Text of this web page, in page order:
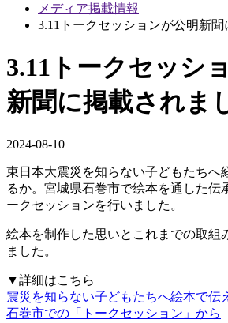
メディア掲載情報
3.11トークセッションが公明新
3.11トークセッシ
新聞に掲載されま
2024-08-10
東日本大震災を知らない子どもたちへ
るか。宮城県石巻市で絵本を通した伝
ークセッションを行いました。
絵本を制作した思いとこれまでの取組
ました。
▼詳細はこちら
震災を知らない子どもたちへ絵本で伝
石巻市での「トークセッション」から